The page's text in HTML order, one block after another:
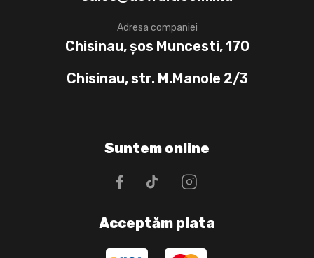
Adresa companiei
Chisinau, șos Muncesti, 170
Chisinau, str. M.Manole 2/3
Suntem online
Acceptăm plata